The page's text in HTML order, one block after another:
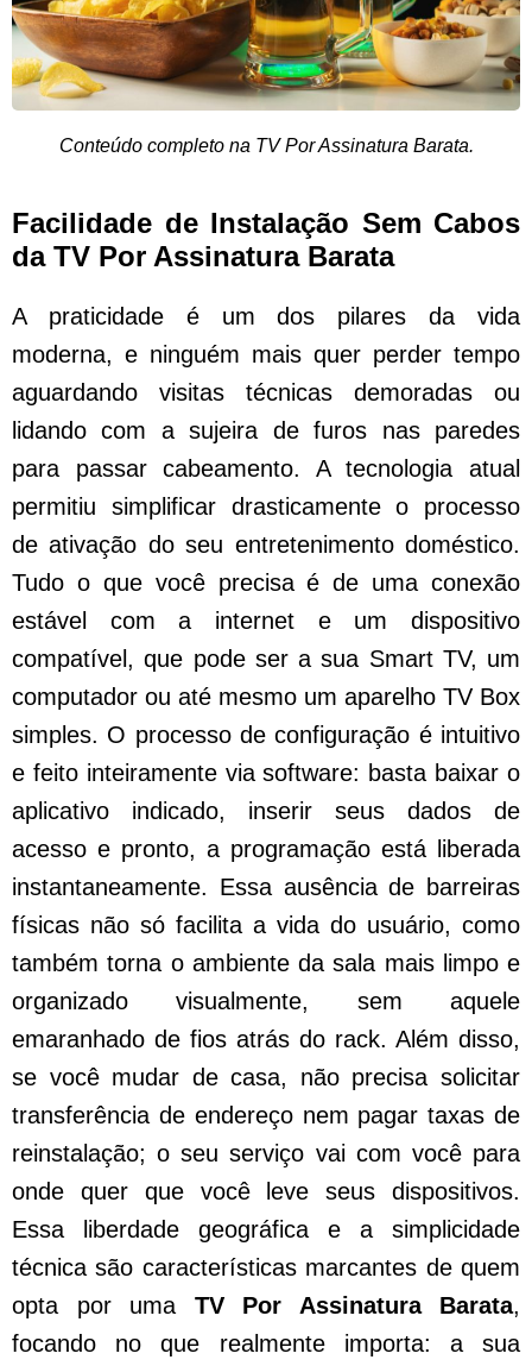
Conteúdo completo na TV Por Assinatura Barata.
Facilidade de Instalação Sem Cabos
da TV Por Assinatura Barata
A praticidade é um dos pilares da vida
moderna, e ninguém mais quer perder tempo
aguardando visitas técnicas demoradas ou
lidando com a sujeira de furos nas paredes
para passar cabeamento. A tecnologia atual
permitiu simplificar drasticamente o processo
de ativação do seu entretenimento doméstico.
Tudo o que você precisa é de uma conexão
estável com a internet e um dispositivo
compatível, que pode ser a sua Smart TV, um
computador ou até mesmo um aparelho TV Box
simples. O processo de configuração é intuitivo
e feito inteiramente via software: basta baixar o
aplicativo indicado, inserir seus dados de
acesso e pronto, a programação está liberada
instantaneamente. Essa ausência de barreiras
físicas não só facilita a vida do usuário, como
também torna o ambiente da sala mais limpo e
organizado visualmente, sem aquele
emaranhado de fios atrás do rack. Além disso,
se você mudar de casa, não precisa solicitar
transferência de endereço nem pagar taxas de
reinstalação; o seu serviço vai com você para
onde quer que você leve seus dispositivos.
Essa liberdade geográfica e a simplicidade
técnica são características marcantes de quem
opta por uma TV Por Assinatura Barata,
focando no que realmente importa: a sua